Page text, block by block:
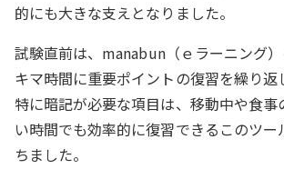
的にも大きな支えとなりました。
試験直前は、manabun（ｅラーニング
キマ時間に重要ポイントの復習を繰り返
特に暗記が必要な項目は、移動中や食事
い時間でも効率的に復習できるこのツー
ちました。